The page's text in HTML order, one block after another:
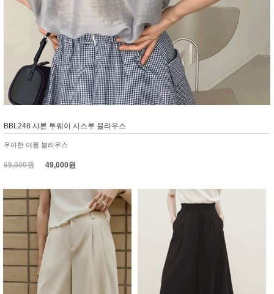
BBL248 샤론 투웨이 시스루 블라우스
우아한 여름 블라우스
69,000원 49,000원